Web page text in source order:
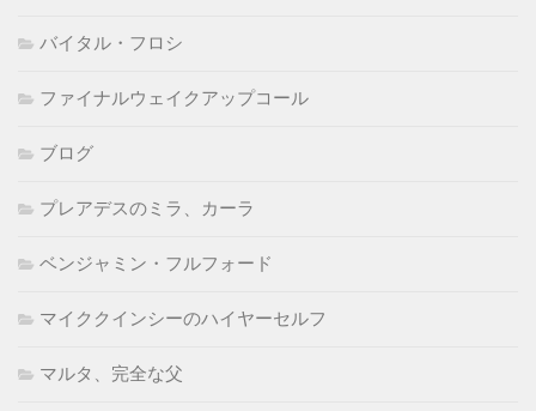
バイタル・フロシ
ファイナルウェイクアップコール
ブログ
プレアデスのミラ、カーラ
ベンジャミン・フルフォード
マイククインシーのハイヤーセルフ
マルタ、完全な父